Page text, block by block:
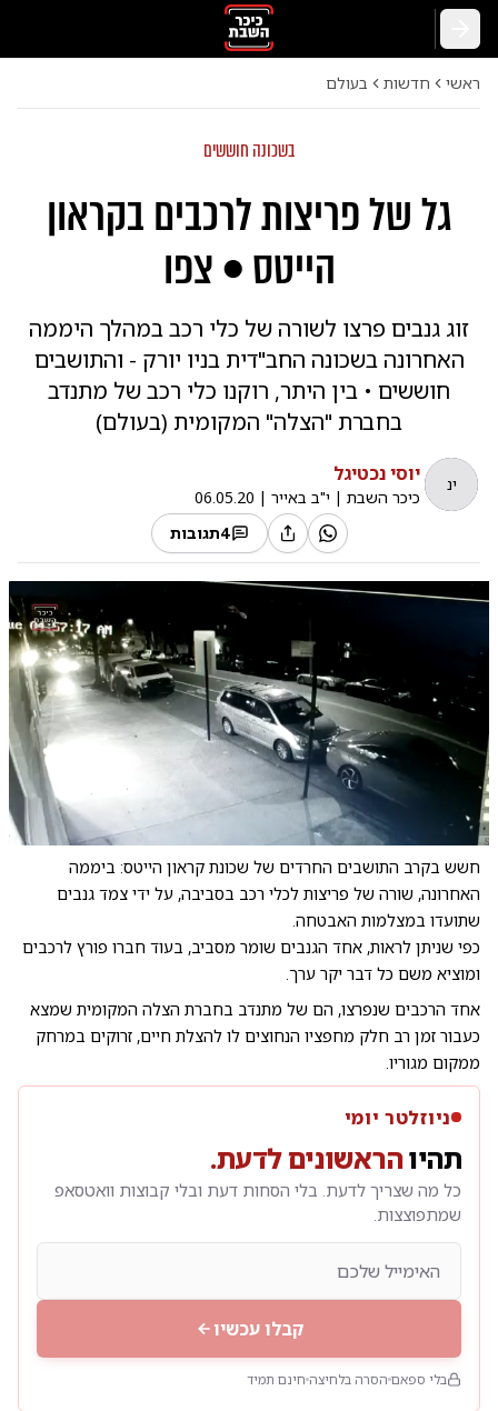
ראשי חדשות בעולם
בשכונה חוששים
גל של פריצות לרכבים בקראון
הייטס • צפו
זוג גנבים פרצו לשורה של כלי רכב במהלך היממה
האחרונה בשכונה החב"דית בניו יורק - והתושבים
חוששים • בין היתר, רוקנו כלי רכב של מתנדב
בחברת "הצלה" המקומית (בעולם)
ינ יוסי נכטיגל
כיכר השבת | י"ב באייר |
06.05.20
4תגובות
10 0:00 /
חשש בקרב התושבים החרדים של שכונת קראון הייטס: ביממה
האחרונה, שורה של פריצות לכלי רכב בסביבה, על ידי צמד גנבים
שתועדו במצלמות האבטחה.
כפי שניתן לראות, אחד הגנבים שומר מסביב, בעוד חברו פורץ לרכבים
ומוציא משם כל דבר יקר ערך.
אחד הרכבים שנפרצו, הם של מתנדב בחברת הצלה המקומית שמצא
כעבור זמן רב חלק מחפציו הנחוצים לו להצלת חיים, זרוקים במרחק
ממקום מגוריו.
ניוזלטר יומי
תהיוהראשונים לדעת.
כל מה שצריך לדעת. בלי הסחות דעת ובלי קבוצות וואטסאפ
שמתפוצצות.
קבלו עכשיו
בלי ספאם הסרה בלחיצה חינם תמיד